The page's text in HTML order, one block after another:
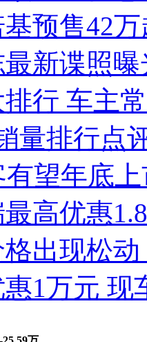
预售42
新谍照
行 车主
量排行点
有望年底
高优惠
出现松
1万元 现